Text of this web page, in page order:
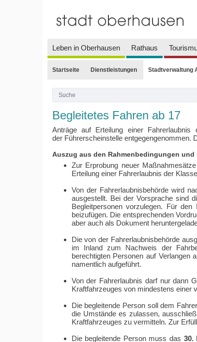
Leben in Oberhausen Rathaus
Startseite Dienstleistungen Stadtverwaltung
Begleitetes Fahren ab 17
Anträge auf Erteilung einer
der Führerscheinstelle entgegengenommen.
Auszug aus den Rahmenbedingungen
Zur Erprobung neuer
Erteilung einer Fahrerlaubnis der
Von der Fahrerlaubnisbehörde wird
ausgestellt. Bei der Vorsprache sind
Begleitpersonen vorzulegen. Für
beizufügen. Die entsprechenden
aber auch als Dokument
Die von der Fahrerlaubnisbehörde
im Inland zum Nachweis der
berechtigten Personen auf Verlangen
namentlich aufgeführt.
Von der Fahrerlaubnis darf nur dann
Kraftfahrzeuges von mindestens einer
Die begleitende Person soll dem
die Umstände es zulassen,
Kraftfahrzeuges zu vermitteln. Zur
Die begleitende Person muss das 30.